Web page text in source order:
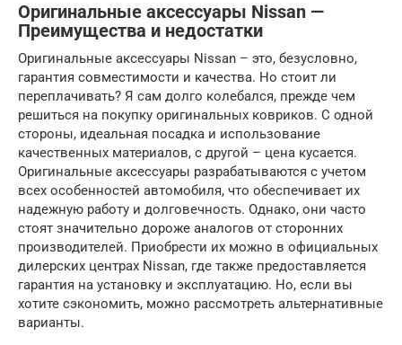
Оригинальные аксессуары Nissan —
Преимущества и недостатки
Оригинальные аксессуары Nissan – это, безусловно,
гарантия совместимости и качества. Но стоит ли
переплачивать? Я сам долго колебался, прежде чем
решиться на покупку оригинальных ковриков. С одной
стороны, идеальная посадка и использование
качественных материалов, с другой – цена кусается.
Оригинальные аксессуары разрабатываются с учетом
всех особенностей автомобиля, что обеспечивает их
надежную работу и долговечность. Однако, они часто
стоят значительно дороже аналогов от сторонних
производителей. Приобрести их можно в официальных
дилерских центрах Nissan, где также предоставляется
гарантия на установку и эксплуатацию. Но, если вы
хотите сэкономить, можно рассмотреть альтернативные
варианты.